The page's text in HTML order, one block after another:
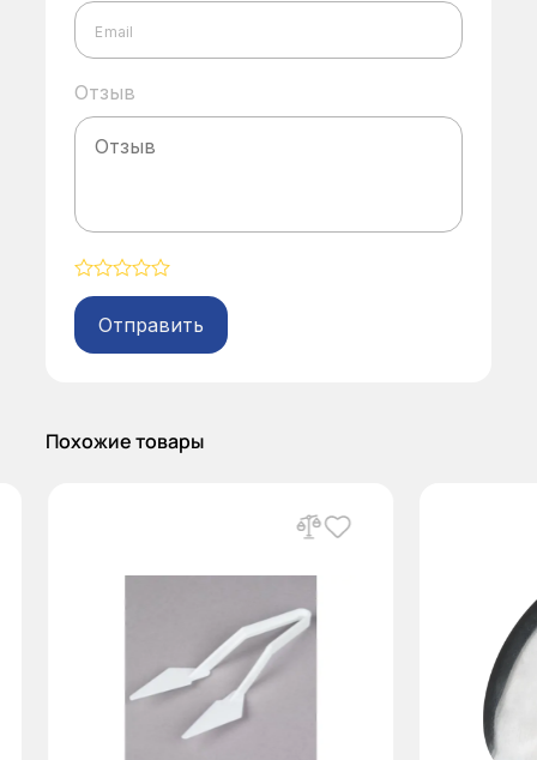
Отзыв
Похожие товары